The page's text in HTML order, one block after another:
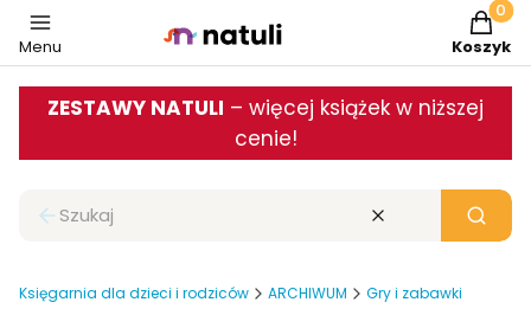
Menu Koszyk
ZESTAWY NATULI – więcej książek w niższej
cenie!
Zamknij wyszukiwarkę Wyczyść Szukaj
Księgarnia dla dzieci i rodziców ARCHIWUM Gry i zabawki